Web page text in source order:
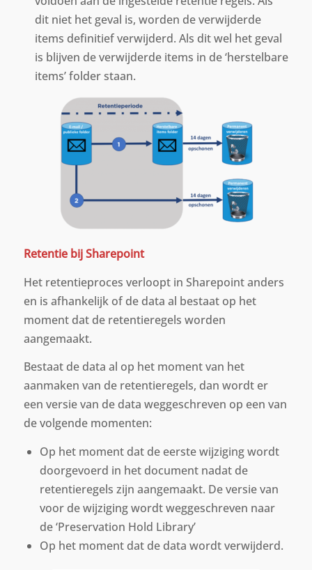
dit niet het geval is, worden de verwijderde
items definitief verwijderd. Als dit wel het geval
is blijven de verwijderde items in de ‘herstelbare
items’ folder staan.
Retentie bij Sharepoint
Het retentieproces verloopt in Sharepoint anders
en is afhankelijk of de data al bestaat op het
moment dat de retentieregels worden
aangemaakt.
Bestaat de data al op het moment van het
aanmaken van de retentieregels, dan wordt er
een versie van de data weggeschreven op een van
de volgende momenten:
Op het moment dat de eerste wijziging wordt
doorgevoerd in het document nadat de
retentieregels zijn aangemaakt. De versie van
voor de wijziging wordt weggeschreven naar
de ‘Preservation Hold Library’
Op het moment dat de data wordt verwijderd.